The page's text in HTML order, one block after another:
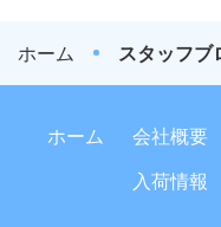
ホーム スタッフブ
ホーム 会社概要
入荷情報